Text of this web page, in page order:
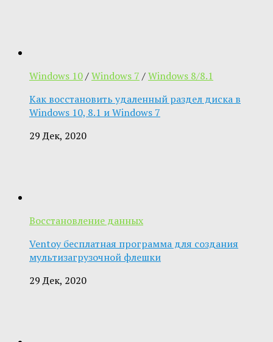
Windows 10/Windows 7 /Windows 8/8.1
Как восстановить удаленный раздел диска в
Windows 10, 8.1 и Windows 7
29 Дек, 2020
Восстановление данных
Ventoy бесплатная программа для создания
мультизагрузочной флешки
29 Дек, 2020